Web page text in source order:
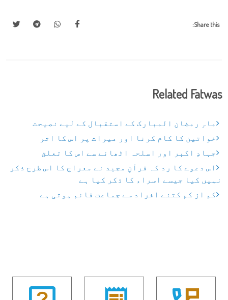
Share this:
Related Fatwas
ماہِ رمضان المبارک کے استقبال کے لیے نصیحت
خواتین کا کام کرنا اور میراث پر اس کا اثر
جہادِ اکبر اور اسلحہ اٹھانے سے اس کا تعلق
اس دعوے کا رد کہ قرآنِ مجید نے معراج کا اس طرح ذکر
نہیں کیا جیسے اسراء کا ذکر کیا ہے
کم از کم کتنے افراد سے جماعت قائم ہوتی ہے